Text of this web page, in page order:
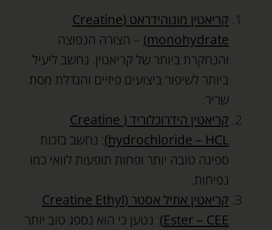
קריאטין מונוהידראט (Creatine
monohydrate) – הצורה הנפוצה
והנחקרת ביותר של קריאטין. נחשב ליעיל
ביותר לשיפור ביצועים פיזיים והגדלת מסת
שריר.
קריאטין הידרוכלוריד (Creatine
hydrochloride – HCL) : נחשב בזכות
ספיגה טובה יותר ופחות תופעות לוואי כמו
נפיחות.
קריאטין אתיל אסטר (Creatine Ethyl
Ester – CEE) : נטען כי הוא נספג טוב יותר